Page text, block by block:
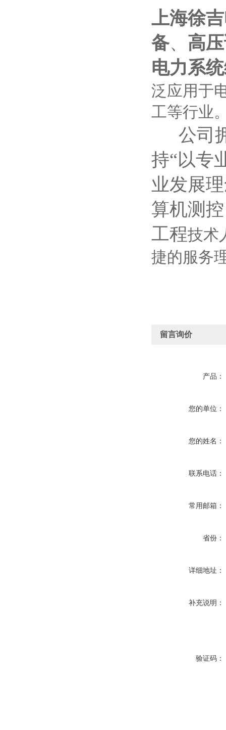
上海徐
备、 高
电力系
泛应用于
工等行业
公司拥
持“以专
业发展
算机测
工程技术
捷的服务
留言询价
产品：
您的单位：
您的姓名：
联系电话：
常用邮箱：
省份：
详细地址：
补充说明：
验证码：